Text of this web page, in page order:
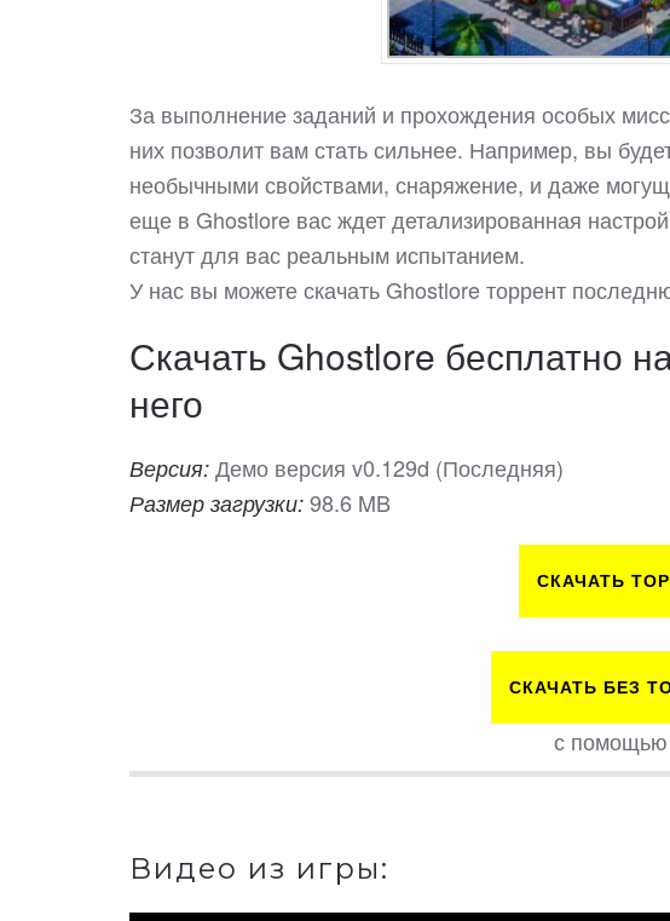
За выполнение заданий и прохождения особых
них позволит вам стать сильнее. Например, вы
необычными свойствами, снаряжение, и даже
еще в Ghostlore вас ждет детализированная
станут для вас реальным испытанием.
У нас вы можете скачать Ghostlore торрент
Скачать Ghostlore бесплатно
него
Версия: Демо версия v0.129d (Последняя)
Размер загрузки: 98.6 MB
СКАЧАТЬ
СКАЧАТЬ БЕЗ
с помощью
Видео из игры: